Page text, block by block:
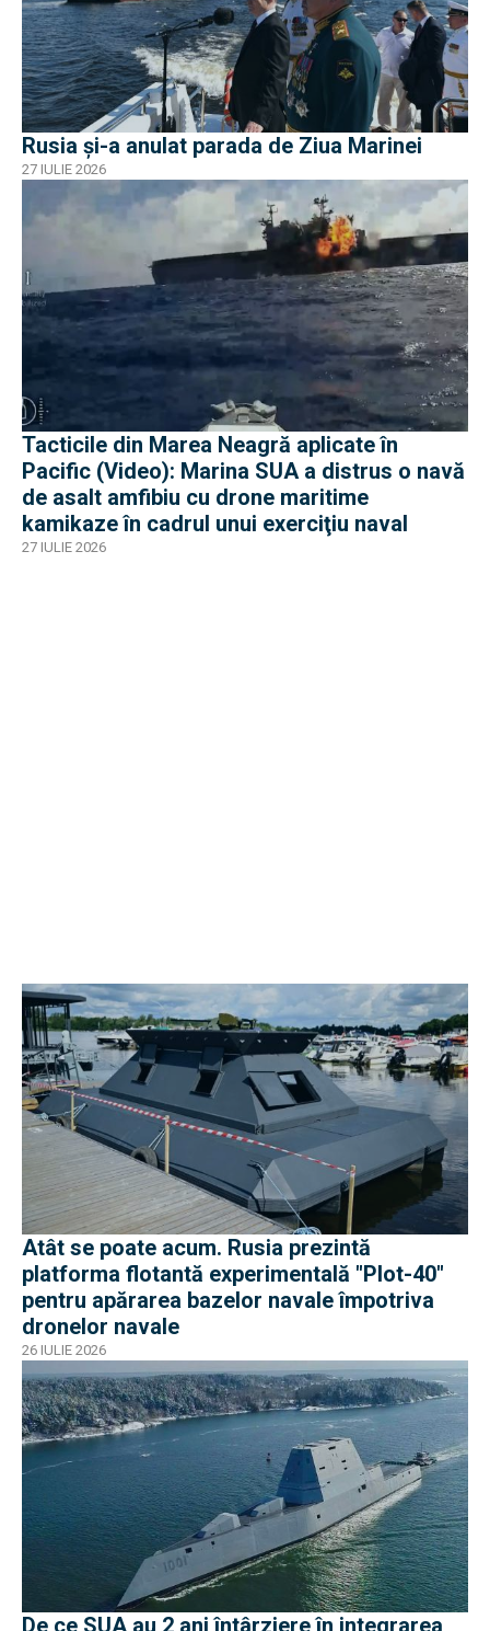
Rusia și-a anulat parada de Ziua Marinei
27 IULIE 2026
Tacticile din Marea Neagră aplicate în
Pacific (Video): Marina SUA a distrus o navă
de asalt amfibiu cu drone maritime
kamikaze în cadrul unui exerciţiu naval
27 IULIE 2026
Atât se poate acum. Rusia prezintă
platforma flotantă experimentală "Plot-40"
pentru apărarea bazelor navale împotriva
dronelor navale
26 IULIE 2026
De ce SUA au 2 ani întârziere în integrarea